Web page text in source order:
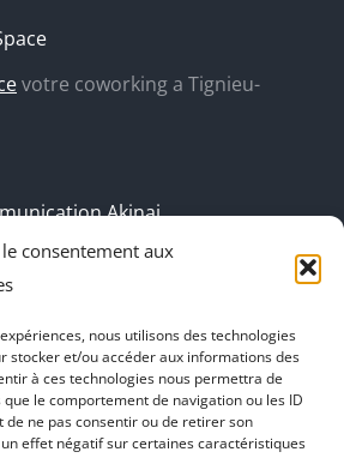
consentement aux
nous utilisons des technologies
stocker et/ou accéder aux informations des
à ces technologies nous permettra de
le comportement de navigation ou les ID
de ne pas consentir ou de retirer son
effet négatif sur certaines caractéristiques
votre coworking a Tignieu-
Akinai